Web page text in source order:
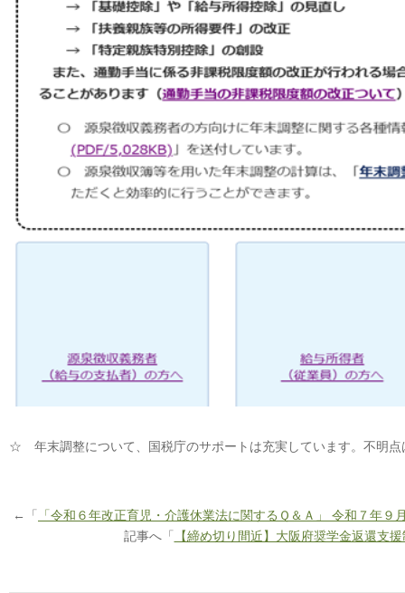
☆ 年末調整について、国税庁のサポートは充実しています。不明点
←「
「令和６年改正育児・介護休業法に関するＱ＆Ａ」 令和７年９
記事へ「
【締め切り間近】大阪府奨学金返還支